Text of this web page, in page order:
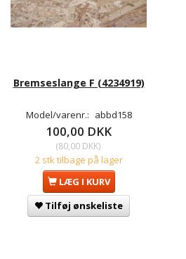
Bremseslange F (4234919)
Model/varenr.: abbd158
100,00 DKK
(80,00 DKK)
2 stk tilbage på lager
LÆG I KURV
Tilføj ønskeliste